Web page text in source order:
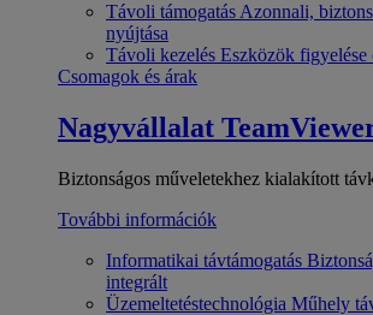
Távoli támogatás Azonnali,
nyújtása
Távoli kezelés Eszközök figyelése
Csomagok és árak
Nagyvállalat
Biztonságos műveletekhez kialakított
További információk
Informatikai távtámogatás
integrált
Üzemeltetéstechnológia Műhely